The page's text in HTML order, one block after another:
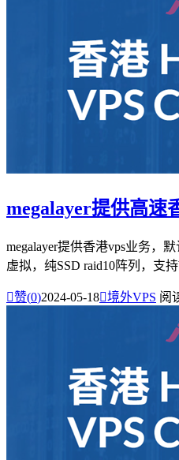
megalayer提供高速
megalayer提供香港vps业务，
虚拟，纯SSD raid10阵列，支
赞(0)2024-05-18境外VPS 阅